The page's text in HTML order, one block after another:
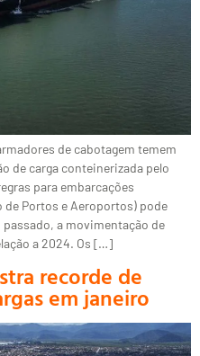
de cabotagem temem
de carga conteinerizada pelo
para embarcações
Portos e Aeroportos) pode
a movimentação de
a 2024. Os […]
recorde de
em janeiro